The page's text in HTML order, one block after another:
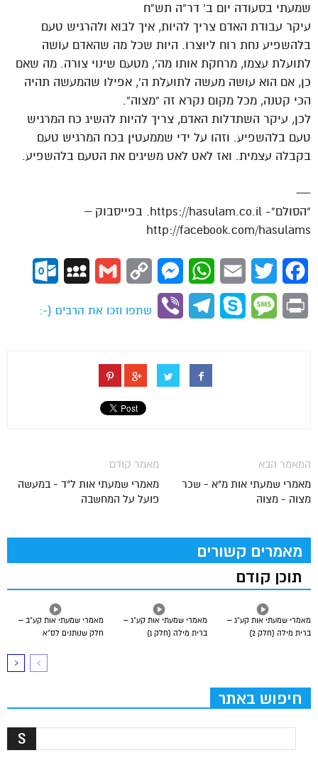
שמעתי בסעודה יום ב’ דר”ה תש”ח
עיקר עבודת האדם צריך להיות, איך לבוא ולהרגיש טעם
בלהשפיע נחת רוח ליוצרו. היות שכל מה שהאדם עושה
לתועלת עצמו, מרחקת אותו מה’, מטעם שינוי צורה. מה שאם
כן, אם הוא עושה מעשה לתועלת ה’, אפילו שהמעשה תהיה
הכי קטנה, מכל מקום נקרא זה “מצוה”.
לכן, עיקר השתדלות האדם, צריך להיות להשיג כח המרגיש
טעם בלהשפיע. וזהו על ידי שממעטין בכח המרגיש טעם
בקבלה עצמית. ואז לאט לאט משיגים את הטעם בלהשפיע.
—
“הסולם”- https://hasulam.co.il. בפייסבוק –
http://facebook.com/hasulams
Facebook
Twitter
Email
WhatsApp
Messenger
Copy
Gmail
MySpace
Print
Message
Skype
Telegram
Viber
שתפו וזכו את הרבים (-:
מאמר קודם
מאמרי שמעתי אות ל"ד - במעשה
פועל על המחשבה
המאמר הבא
מאמרי שמעתי אות מ"א - שכר
מצוה - מצוה
מאמרים קשורים
תוכן קודם
מאמרי שמעתי אות קע”ב –
חלק שנותנים לס”א
מאמרי שמעתי אות קע”ג –
ברית מילה (חלק 1)
מאמרי שמעתי אות קע”ג –
ברית מילה (חלק 2)
חיפוש באתר